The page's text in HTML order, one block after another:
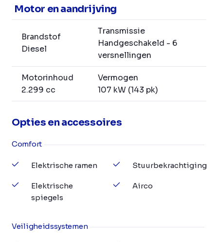
Motor en aandrijving
Brandstof
Diesel
Transmissie
Handgeschakeld - 6
versnellingen
Motorinhoud
2.299 cc
Vermogen
107 kW (143 pk)
Opties en accessoires
Comfort
Elektrische ramen
Elektrische
spiegels
Stuurbekrachtiging
Airco
Veiligheidssystemen